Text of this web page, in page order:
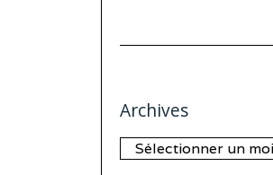
Archives
Archives